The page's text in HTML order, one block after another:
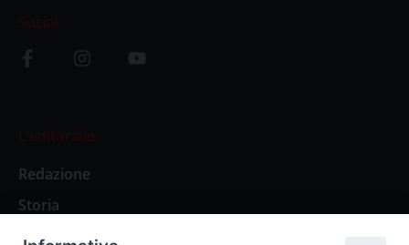
Social
L’editoriale
Redazione
Storia